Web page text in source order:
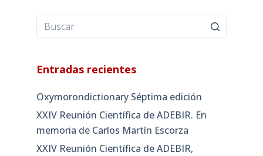
Entradas recientes
Oxymorondictionary Séptima edición
XXIV Reunión Científica de ADEBIR. En
memoria de Carlos Martín Escorza
XXIV Reunión Científica de ADEBIR,